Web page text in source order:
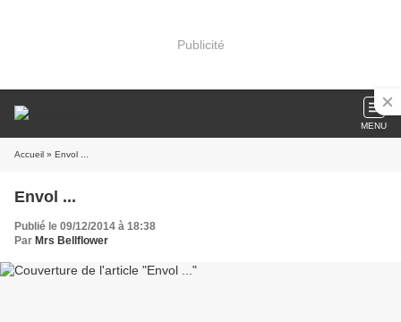
Publicité
MENU
Accueil » Envol ...
Envol ...
Publié le 09/12/2014 à 18:38
Par Mrs Bellflower